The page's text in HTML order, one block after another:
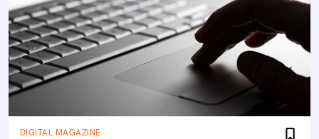
DIGITAL MAGAZINE